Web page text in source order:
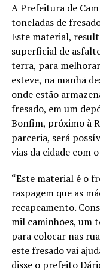
A Prefeitura de
toneladas de
Este material,
superficial de
terra, para
esteve, na manhã
onde estão
fresado, em um
Bonfim, próximo à
parceria, será
vias da cidade com
“Este material é o
raspagem que as
recapeamento.
mil caminhões, um
para colocar nas
este fresado vai
disse o prefeito